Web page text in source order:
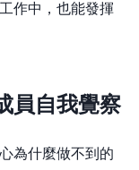
作中，也能發揮
員自我覺察
為什麼做不到的